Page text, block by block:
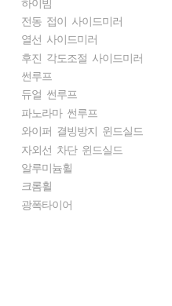
전동 접이 사이드미러
열선 사이드미러
후진 각도조절 사이드미러
썬루프
듀얼 썬루프
파노라마 썬루프
와이퍼 결빙방지 윈드실드
자외선 차단 윈드실드
알루미늄휠
크롬휠
광폭타이어